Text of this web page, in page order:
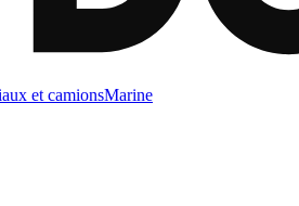
et camionsMarine